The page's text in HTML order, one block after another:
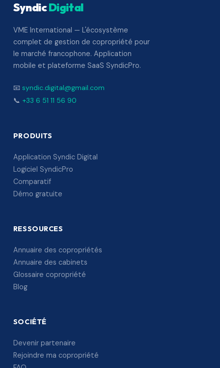
SyndicDigital
VME International — L'écosystème
complet de gestion de copropriété pour
le marché francophone. Application
mobile et plateforme SaaS SyndicPro.
📧 syndic.digital@gmail.com
📞 +33 6 51 11 56 90
PRODUITS
Application Syndic Digital
Logiciel SyndicPro
Comparatif
Démo gratuite
RESSOURCES
Annuaire des copropriétés
Annuaire des cabinets
Glossaire copropriété
Blog
SOCIÉTÉ
Devenir partenaire
Rejoindre ma copropriété